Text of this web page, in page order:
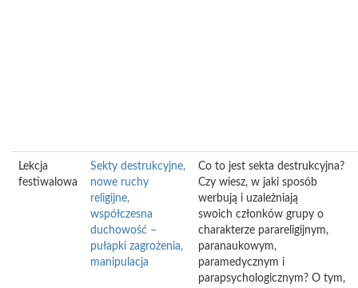
Lekcja
festiwalowa
Sekty destrukcyjne,
nowe ruchy
religijne,
współczesna
duchowość –
pułapki zagrożenia,
manipulacja
Co to jest sekta destrukcyjna?
Czy wiesz, w jaki sposób
werbują i uzależniają
swoich członków grupy o
charakterze parareligijnym,
paranaukowym,
paramedycznym i
parapsychologicznym? O tym,